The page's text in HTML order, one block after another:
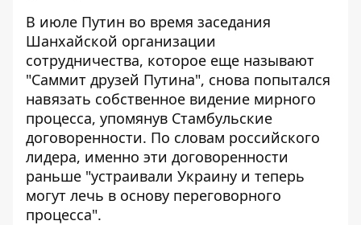
В июле Путин во время заседания
Шанхайской организации
сотрудничества, которое еще называют
"Саммит друзей Путина", снова попытался
навязать собственное видение мирного
процесса, упомянув Стамбульские
договоренности. По словам российского
лидера, именно эти договоренности
раньше "устраивали Украину и теперь
могут лечь в основу переговорного
процесса".